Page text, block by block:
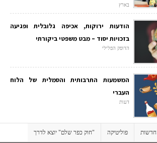
בארץ
הודעות ירוקות, אכיפה גלובלית ופגיעה
בזכויות יסוד – מבט משפטי ביקורתי
הדופק הפלילי
המשמעות התרבותית והסמלית של הלוח
העברי
דעות
חדשות פוליטיקה "חוק כפר שלם" יוצא לדרך